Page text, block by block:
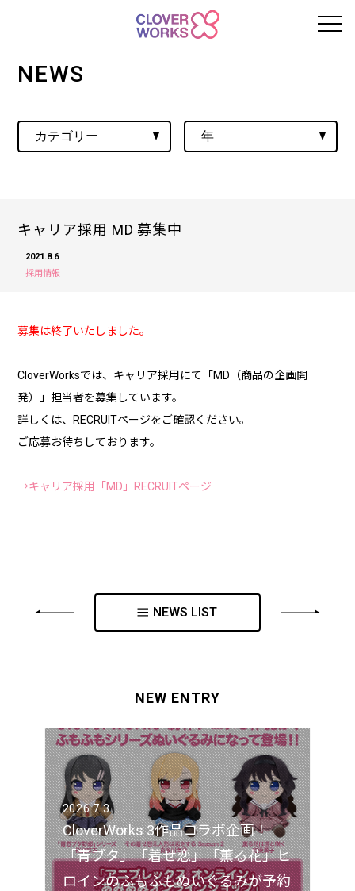
NEWS
キャリア採用 MD 募集中
2021.8.6
採用情報
募集は終了いたしました。
CloverWorksでは、キャリア採用にて「MD（商品の企画開
発）」担当者を募集しています。
詳しくは、RECRUITページをご確認ください。
ご応募お待ちしております。
→キャリア採用「MD」RECRUITページ
NEWS LIST
NEW ENTRY
2026.7.3
CloverWorks 3作品コラボ企画！
「青ブタ」「着せ恋」「薫る花」ヒ
ロインのふもふもぬいぐるみが予約